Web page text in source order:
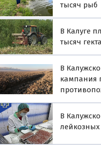
тысяч рыб
В Калуге
тысяч
В
кампания
В
лейкозных